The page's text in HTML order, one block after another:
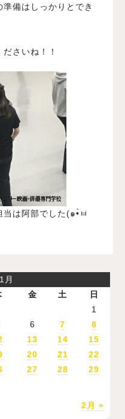
備はしっかりとでき
さいね！！
は阿部でした(๑•̀ㅂ
月
金 土 日
2月 »
1
6 7
8
13 14
15
20 21
22
27 28
29